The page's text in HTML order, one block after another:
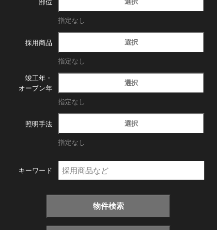
指定なし
採用商品 選択
指定なし
竣工年・
オープン年
選択
指定なし
照明手法 選択
指定なし
キーワード
物件検索